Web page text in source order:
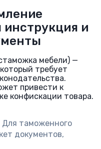
инструкция и
мебели) —
требует
привести к
конфискации товара.
Для таможенного
документов,